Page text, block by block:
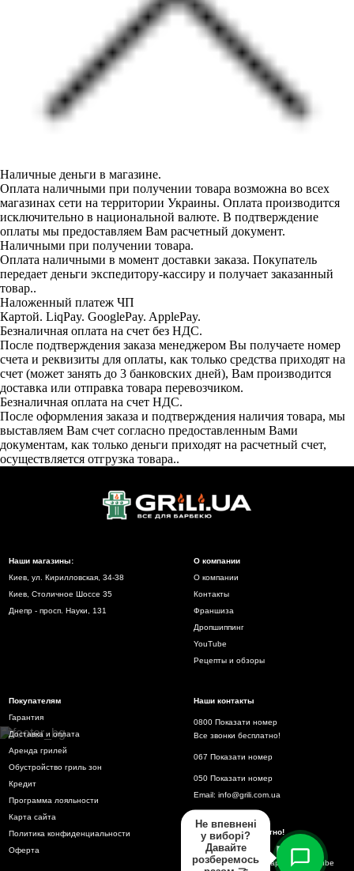
Наличные деньги в магазине.
Оплата наличными при получении товара возможна во всех
магазинах сети на территории Украины. Оплата производится
исключительно в национальной валюте. В подтверждение
оплаты мы предоставляем Вам расчетный документ.
Наличными при получении товара.
Оплата наличными в момент доставки заказа. Покупатель
передает деньги экспедитору-кассиру и получает заказанный
товар..
Наложенный платеж ЧП
Картой. LiqPay. GooglePay. ApplePay.
Безналичная оплата на счет без НДС.
После подтверждения заказа менеджером Вы получаете номер
счета и реквизиты для оплаты, как только средства приходят на
счет (может занять до 3 банковских дней), Вам производится
доставка или отправка товара перевозчиком.
Безналичная оплата на счет НДС.
После оформления заказа и подтверждения наличия товара, мы
выставляем Вам счет согласно предоставленным Вами
документам, как только деньги приходят на расчетный счет,
осуществляется отгрузка товара..
Наши магазины:
Киев, ул. Кирилловская, 34-38
Киев, Столичное Шоссе 35
Днепр - просп. Науки, 131
О компании
О компании
Контакты
Франшиза
Дропшиппинг
YouTube
Рецепты и обзоры
Покупателям
Гарантия
Доставка и оплата
Аренда грилей
Обустройство гриль зон
Кредит
Программа лояльности
Карта сайта
Политика конфиденциальности
Оферта
Наши контакты
0800 Показати номер
Все звонки бесплатно!
067 Показати номер
050 Показати номер
Email: info@grili.com.ua
Все звонки бесплатно!
Не впевнені
у виборі?
Давайте
розберемось